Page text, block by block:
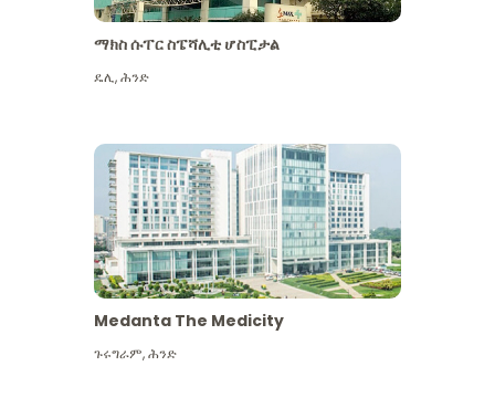
ማክስ ሱፐር ስፔሻሊቲ ሆስፒታል
ዴሊ,ሕንድ
Medanta The Medicity
ጉሩግራም,ሕንድ